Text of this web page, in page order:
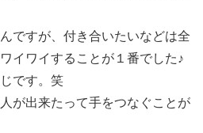
ですが、付き合いたいなどは全
イワイすることが１番でした♪
です。笑
が出来たって手をつなぐことが